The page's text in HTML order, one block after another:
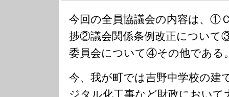
今回の全員協議会の内容は、①
捗②議会関係条例改正について
委員会について④その他である
今、我が町では吉野中学校の建